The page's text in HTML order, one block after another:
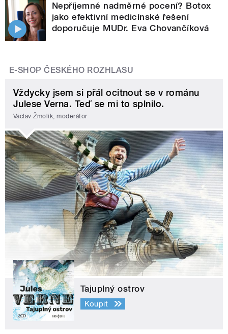
Nepříjemné nadměrné pocení? Botox
jako efektivní medicínské řešení
doporučuje MUDr. Eva Chovančíková
E-SHOP ČESKÉHO ROZHLASU
Vždycky jsem si přál ocitnout se v románu
Julese Verna. Teď se mi to splnilo.
Václav Žmolík, moderátor
Tajuplný ostrov
Koupit